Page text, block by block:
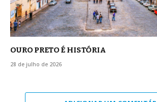
OURO PRETO É HISTÓRIA
28 de julho de 2026